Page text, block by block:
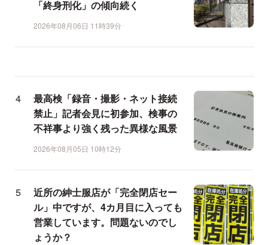
「終身刑化」の傾向続く
2026年08月06日 11時39分
最高検「録音・撮影・ネット接続
禁止」記者会見に初参加、検事の
不祥事より強く残った異様な風景
2026年08月05日 10時12分
近所の紳士服店が「完全閉店セー
ル」中ですが、4カ月目に入っても
営業しています。問題ないのでし
ょうか？